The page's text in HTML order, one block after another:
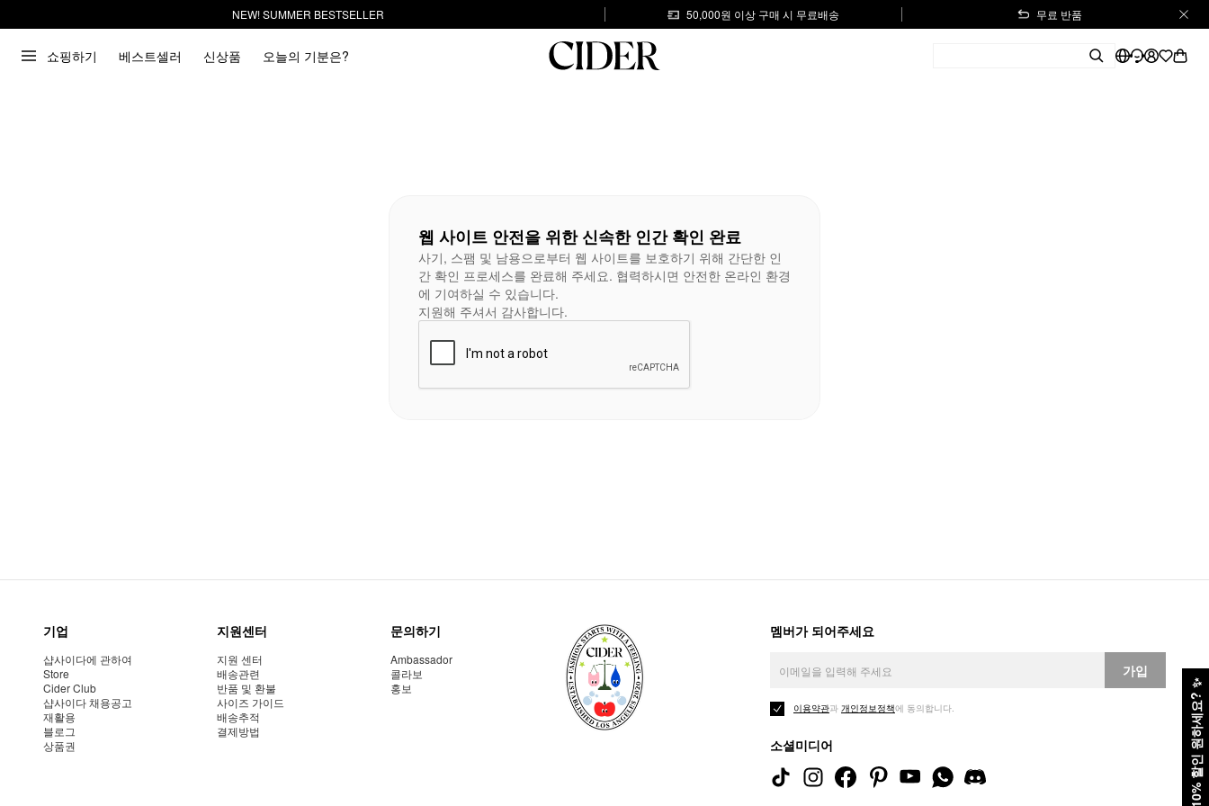
NEW! SUMMER BESTSELLER 50,000원 이상 구매 시 무료배송 무료 반품
쇼핑하기 베스트셀러 신상품 오늘의 기분은?
10% 할인 원하세요?
✨
웹 사이트 안전을 위한 신속한 인간 확인 완료
사기, 스팸 및 남용으로부터 웹 사이트를 보호하기 위해 간단한 인
간 확인 프로세스를 완료해 주세요. 협력하시면 안전한 온라인 환경
에 기여하실 수 있습니다.
지원해 주셔서 감사합니다.
기업
샵사이다에 관하여
Store
Cider Club
샵사이다 채용공고
재활용
블로그
상품권
지원센터
지원 센터
배송관련
반품 및 환불
사이즈 가이드
배송추적
결제방법
문의하기
Ambassador
콜라보
홍보
멤버가 되어주세요
가입
이용약관과 개인정보정책에 동의합니다.
소셜미디어